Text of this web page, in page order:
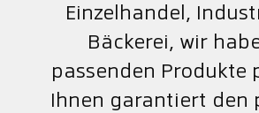
Einzelhandel,
Bäckerei, wir
passenden Produkte
Ihnen garantiert den